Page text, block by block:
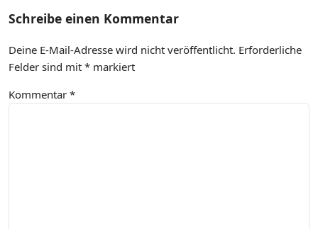
Schreibe einen Kommentar
Deine E-Mail-Adresse wird nicht veröffentlicht. Erforderliche
Felder sind mit * markiert
Kommentar *